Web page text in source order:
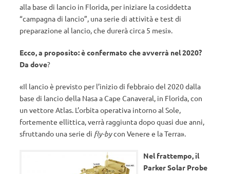
alla base di lancio in Florida, per iniziare la cosiddetta
“campagna di lancio”, una serie di attività e test di
preparazione al lancio, che durerà circa 5 mesi».
Ecco, a proposito: è confermato che avverrà nel 2020?
Da dove?
«Il lancio è previsto per l’inizio di febbraio del 2020 dalla
base di lancio della Nasa a Cape Canaveral, in Florida, con
un vettore Atlas. L’orbita operativa intorno al Sole,
fortemente ellittica, verrà raggiunta dopo quasi due anni,
sfruttando una serie di fly-bycon Venere e la Terra».
Nel frattempo, il
Parker Solar Probe